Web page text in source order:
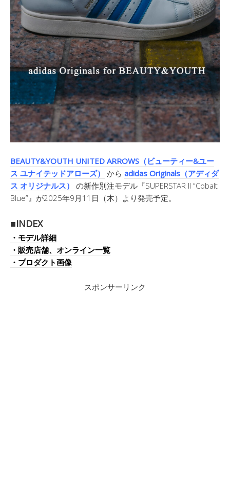
BEAUTY&YOUTH UNITED ARROWS（ビューティー&ユー
ス ユナイテッドアローズ）
から adidas Originals（アディダ
ス オリジナルス）
の新作別注モデル『SUPERSTAR II “Cobalt
Blue”』が2025年9月11日（木）より発売予定。
■INDEX
・モデル詳細
・販売店舗、オンライン一覧
・プロダクト画像
スポンサーリンク